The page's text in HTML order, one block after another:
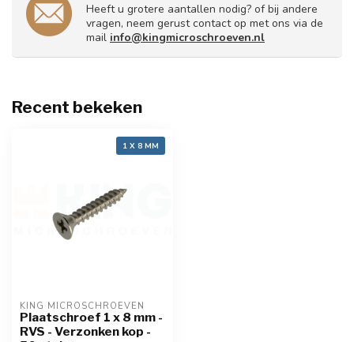
Heeft u grotere aantallen nodig? of bij andere
vragen, neem gerust contact op met ons via de
mail info@kingmicroschroeven.nl
Recent bekeken
1 X 8 MM
KING MICROSCHROEVEN
Plaatschroef 1 x 8 mm -
RVS - Verzonken kop -